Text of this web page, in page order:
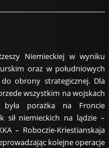
Niemieckiej w wyniku
oraz w południowych
do obrony strategicznej. Dla
wszystkim na wojskach
była porażka na Froncie
sił niemieckich na lądzie –
– Roboczie-Kriestianskaja
kolejne operacje